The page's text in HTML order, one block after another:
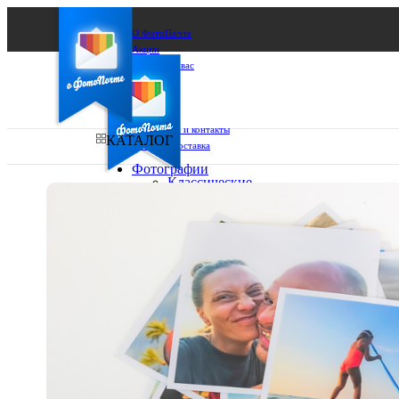
О ФотоПочте
Акции
Сделаем за вас
Бизнесу
FAQ
Франшиза
Поддержка и контакты
Оплата и доставка
Выберите из списка:
КАТАЛОГ
Фотографии
Классические
10х15
15х15
15х20
20х20
20х30
30х30
30х40
А4
Фото
в